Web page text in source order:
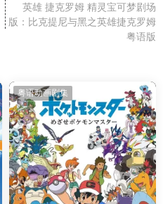
英雄 捷克罗姆 精灵宝可梦剧场
版：比克提尼与黑之英雄捷克罗姆
粤语版
粤语动画剧集